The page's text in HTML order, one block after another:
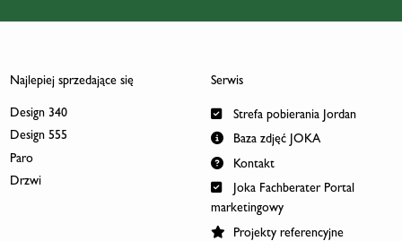
Najlepiej sprzedające się
Design 340
Design 555
Paro
Drzwi
Serwis
Strefa pobierania Jordan
Baza zdjęć JOKA
Kontakt
Joka Fachberater Portal
marketingowy
Projekty referencyjne